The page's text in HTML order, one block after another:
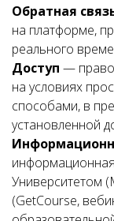
Обратная
на платформе,
реального
Доступ — право
на условиях
способами, в
установленной
Университетом
(GetCourse,